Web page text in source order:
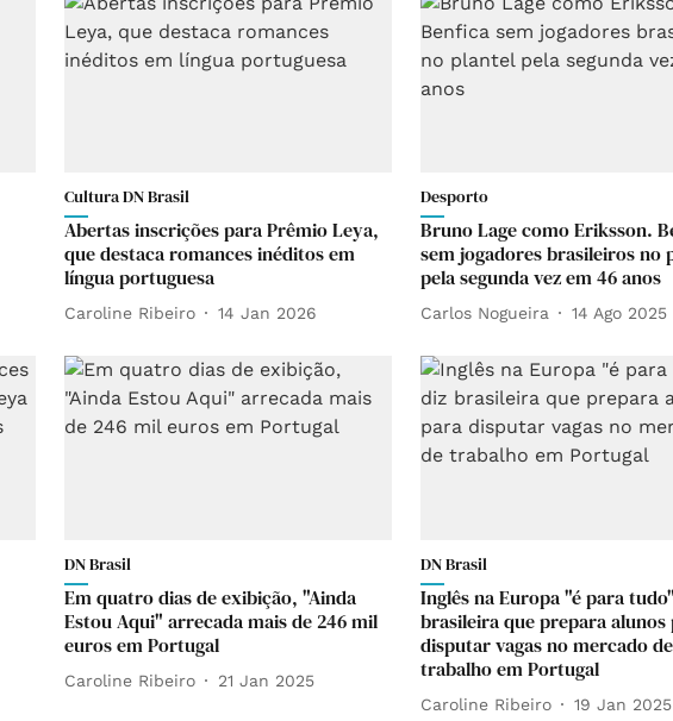
Cultura DN Brasil
Abertas inscrições para Prêmio Leya,
que destaca romances inéditos em
língua portuguesa
Caroline Ribeiro 14 Jan 2026
Desporto
Bruno Lage como Eriksson.
sem jogadores brasileiros no
pela segunda vez em 46 anos
Carlos Nogueira 14 Ago 2025
DN Brasil
Em quatro dias de exibição, "Ainda
Estou Aqui" arrecada mais de 246 mil
euros em Portugal
Caroline Ribeiro 21 Jan 2025
DN Brasil
Inglês na Europa "é para
brasileira que prepara alunos
disputar vagas no mercado de
trabalho em Portugal
Caroline Ribeiro 19 Jan 2025